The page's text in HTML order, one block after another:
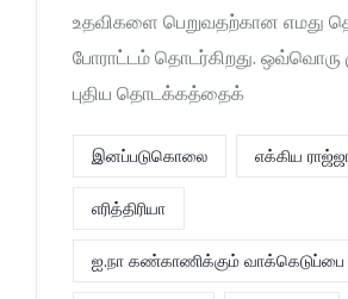
உதவிகளை பெறுவதற்கான எமது
போராட்டம் தொடர்கிறது. ஒவ்வொரு
புதிய தொடக்கத்தைக்
இனப்படுகொலை எக்கிய
எரித்திரியா
ஐ.நா கண்காணிக்கும் வாக்கெடுப்பை